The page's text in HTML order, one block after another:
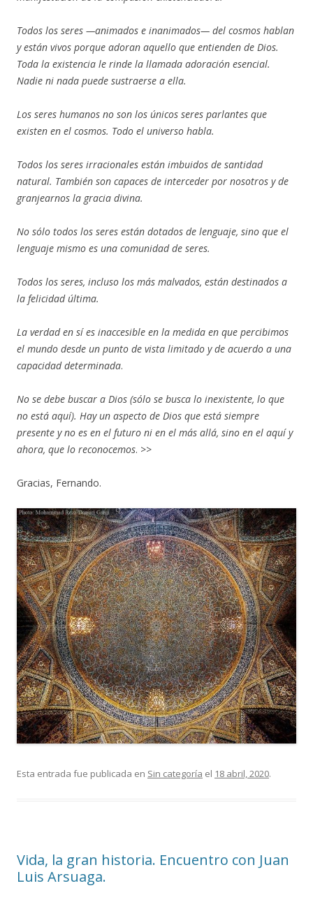
Todos los seres —animados e inanimados— del cosmos hablan
y están vivos porque adoran aquello que entienden de Dios.
Toda la existencia le rinde la llamada adoración esencial.
Nadie ni nada puede sustraerse a ella.
Los seres humanos no son los únicos seres parlantes que
existen en el cosmos. Todo el universo habla.
Todos los seres irracionales están imbuidos de santidad
natural. También son capaces de interceder por nosotros y de
granjearnos la gracia divina.
No sólo todos los seres están dotados de lenguaje, sino que el
lenguaje mismo es una comunidad de seres.
Todos los seres, incluso los más malvados, están destinados a
la felicidad última.
La verdad en sí es inaccesible en la medida en que percibimos
el mundo desde un punto de vista limitado y de acuerdo a una
capacidad determinada.
No se debe buscar a Dios (sólo se busca lo inexistente, lo que
no está aquí). Hay un aspecto de Dios que está siempre
presente y no es en el futuro ni en el más allá, sino en el aquí y
ahora, que lo reconocemos. >>
Gracias, Fernando.
Esta entrada fue publicada en Sin categoría el 18 abril, 2020.
Vida, la gran historia. Encuentro con Juan
Luis Arsuaga.